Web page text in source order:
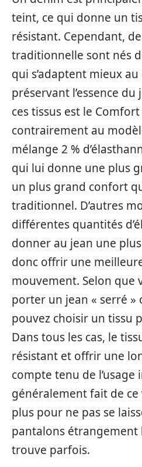
teint, ce qui donne un
résistant. Cependant,
traditionnelle sont nés
qui s’adaptent mieux
préservant l’essence
ces tissus est le
contrairement au
mélange 2 %
qui lui donne une plus
un plus grand confort
traditionnel. D’autres
différentes quantités
donner au jean une
donc offrir une
mouvement. Selon que
porter un jean « serré »
pouvez choisir un tissu
Dans tous les cas, le
résistant et offrir une
compte tenu de
généralement fait de
plus pour ne pas se
pantalons étrangement
trouve parfois.